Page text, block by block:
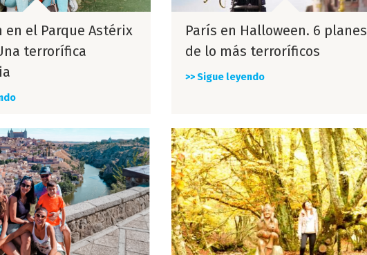
en el Parque Astérix
terrorífica
París en Halloween. 6 planes
de lo más terroríficos
>> Sigue leyendo